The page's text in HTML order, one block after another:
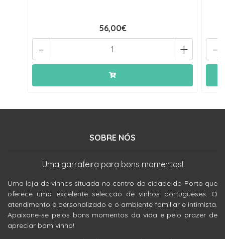
56,00€
+
- -
SOBRE NÓS
Uma garrafeira para bons momentos!
Uma loja de vinhos situada no centro da cidade do Porto que
oferece uma excelente selecção de vinhos portugueses. O
atendimento é personalizado e o ambiente familiar e intimista.
Apaixone-se pelos bons momentos da vida e pelo prazer de
apreciar bom vinho!